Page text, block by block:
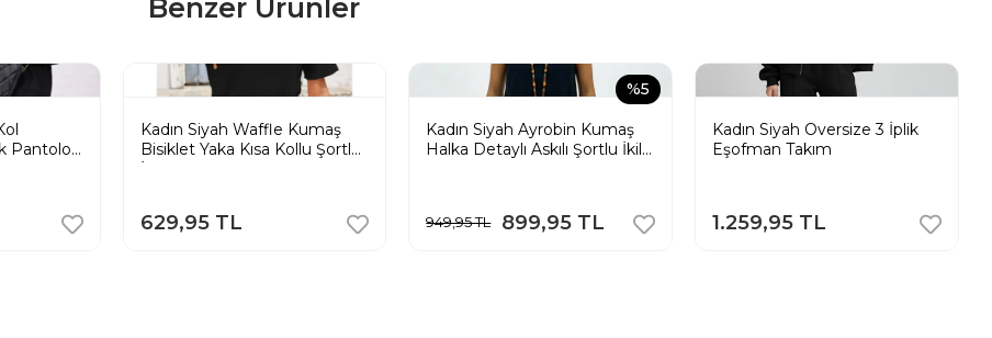
Benzer Ürünler
Pantolon
Kadın Siyah Waffle Kumaş
Bisiklet Yaka Kısa Kollu Şortlu
İkili Takım
629,95 TL
%5
Kadın Siyah Ayrobin Kumaş
Halka Detaylı Askılı Şortlu İkili
949,95 TL 899,95 TL
Kadın Siyah Oversize 3 İplik
Eşofman Takım
1.259,95 TL